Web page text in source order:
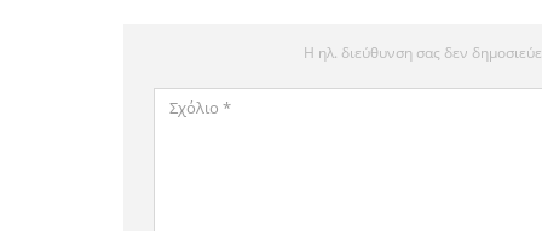
Η ηλ. διεύθυνση σας δεν
Σχόλιο